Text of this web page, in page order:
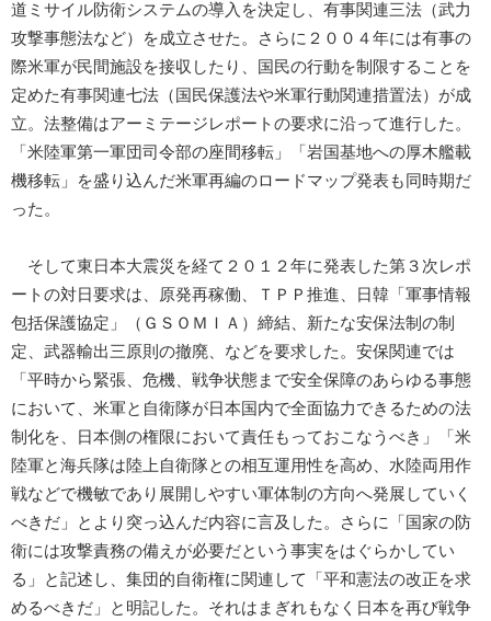
道ミサイル防衛システムの導入を決定し、有事関連三法（武力
攻撃事態法など）を成立させた。さらに２００４年には有事の
際米軍が民間施設を接収したり、国民の行動を制限することを
定めた有事関連七法（国民保護法や米軍行動関連措置法）が成
立。法整備はアーミテージレポートの要求に沿って進行した。
「米陸軍第一軍団司令部の座間移転」「岩国基地への厚木艦載
機移転」を盛り込んだ米軍再編のロードマップ発表も同時期だ
った。
そして東日本大震災を経て２０１２年に発表した第３次レポ
ートの対日要求は、原発再稼働、ＴＰＰ推進、日韓「軍事情報
包括保護協定」（ＧＳＯＭＩＡ）締結、新たな安保法制の制
定、武器輸出三原則の撤廃、などを要求した。安保関連では
「平時から緊張、危機、戦争状態まで安全保障のあらゆる事態
において、米軍と自衛隊が日本国内で全面協力できるための法
制化を、日本側の権限において責任もっておこなうべき」「米
陸軍と海兵隊は陸上自衛隊との相互運用性を高め、水陸両用作
戦などで機敏であり展開しやすい軍体制の方向へ発展していく
べきだ」とより突っ込んだ内容に言及した。さらに「国家の防
衛には攻撃責務の備えが必要だという事実をはぐらかしてい
る」と記述し、集団的自衛権に関連して「平和憲法の改正を求
めるべきだ」と明記した。それはまぎれもなく日本を再び戦争